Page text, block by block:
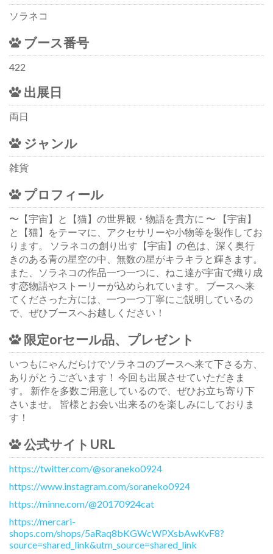
ソラネコ
ブース番号
422
出展日
両日
ジャンル
雑貨
プロフィール
〜【宇宙】と【猫】の世界観・物語を貴方に 〜 【宇宙】
と【猫】をテーマに、アクセサリーや小物等を製作してお
ります。 ソラネコの創り出す【宇宙】の色は、深く奥行
きのある青の星空の中、無数の星がキラキラと輝きます。
また、ソラネコの作品一つ一つに、ねこ達が宇宙で織り成
す恋物語やストーリーが込められています。 ブースへ来
てくださった方には、一つ一つ丁寧にご説明しているの
で、ぜひブースへお越しください！
限定orセール品、プレゼント
いつもにゃんだらけでソラネコのブースへ来て下さる方、
ありがとうございます！ 今回も出展させていただきま
す。 新作を多数ご用意しているので、ぜひお立ち寄り下
さいませ。 皆様とお会い出来るのを楽しみにしておりま
す！
公式サイトURL
https://twitter.com/@soraneko0924
https://www.instagram.com/soraneko0924
https://minne.com/@20170924cat
https://mercari-
shops.com/shops/5aRaq8bKGWcWPXsbAwKvF8?
source=shared_link&utm_source=shared_link